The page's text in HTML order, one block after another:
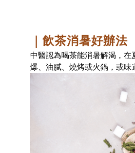
｜飲茶消暑好辦法
中醫認為喝茶能消暑解渴，
爆、油膩、燒烤或火鍋，或味